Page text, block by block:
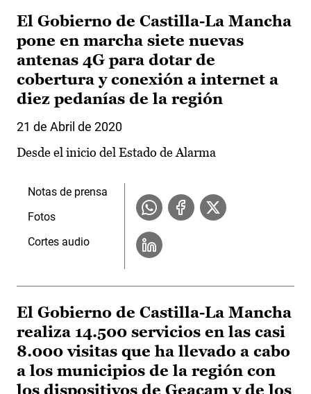
El Gobierno de Castilla-La Mancha
pone en marcha siete nuevas
antenas 4G para dotar de
cobertura y conexión a internet a
diez pedanías de la región
21 de Abril de 2020
Desde el inicio del Estado de Alarma
Notas de prensa
Fotos
Cortes audio
El Gobierno de Castilla-La Mancha
realiza 14.500 servicios en las casi
8.000 visitas que ha llevado a cabo
a los municipios de la región con
los dispositivos de Geacam y de los